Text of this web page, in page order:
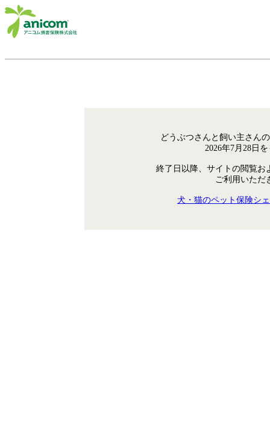
どうぶつさんと飼い主さん
2026年7月28日
終了日以降、サイトの閲覧お
ご利用いただ
犬・猫のペット保険シ